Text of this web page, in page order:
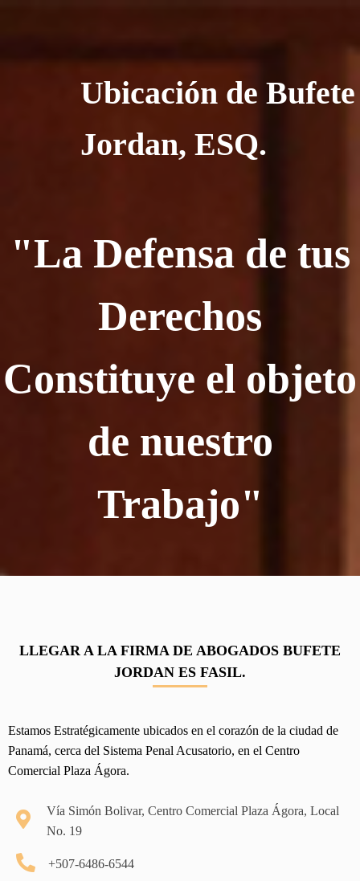
Ubicación de Bufete
Jordan, ESQ.
"La Defensa de tus
Derechos
Constituye el objeto
de nuestro
Trabajo"
LLEGAR A LA FIRMA DE ABOGADOS BUFETE
JORDAN ES FASIL.
Estamos Estratégicamente ubicados en el corazón de la ciudad de
Panamá, cerca del Sistema Penal Acusatorio, en el Centro
Comercial Plaza Ágora.
Vía Simón Bolivar, Centro Comercial Plaza Ágora, Local
No. 19
+507-6486-6544